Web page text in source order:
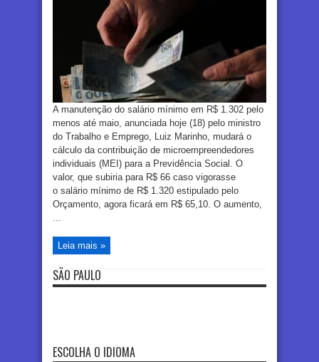
A manutenção do salário mínimo em R$ 1.302 pelo
menos até maio, anunciada hoje (18) pelo ministro
do Trabalho e Emprego, Luiz Marinho, mudará o
cálculo da contribuição de microempreendedores
individuais (MEI) para a Previdência Social. O
valor, que subiria para R$ 66 caso vigorasse
o salário mínimo de R$ 1.320 estipulado pelo
Orçamento, agora ficará em R$ 65,10. O aumento,
...
Leia mais »
SÃO PAULO
ESCOLHA O IDIOMA